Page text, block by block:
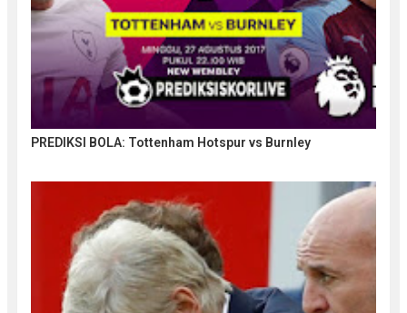
PREDIKSI BOLA: Tottenham Hotspur vs Burnley